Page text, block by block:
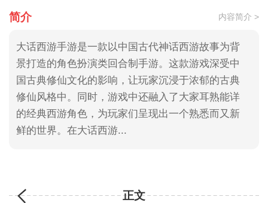
简介 内容简介 >
大话西游手游是一款以中国古代神话西游故事为背
景打造的角色扮演类回合制手游。这款游戏深受中
国古典修仙文化的影响，让玩家沉浸于浓郁的古典
修仙风格中。同时，游戏中还融入了大家耳熟能详
的经典西游角色，为玩家们呈现出一个熟悉而又新
鲜的世界。在大话西游...
正文